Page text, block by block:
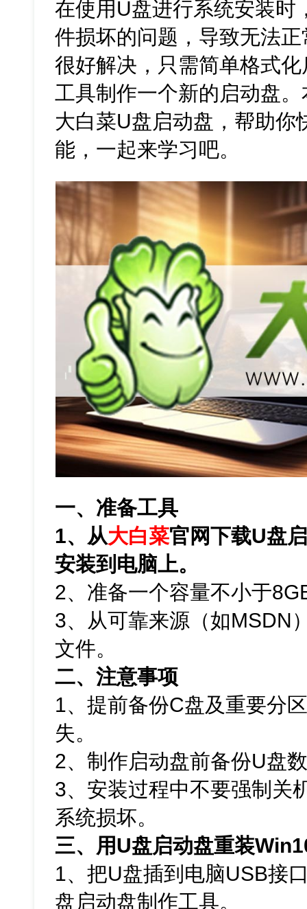
在使用U盘进行系统安装时
件损坏的问题，导致无法
很好解决，只需简单格式
工具制作一个新的启动盘
大白菜U盘启动盘，帮助你
能，一起来学习吧。
一、准备工具
1、从大白菜官网下载U盘
安装到电脑上。
2、准备一个容量不小于
3、从可靠来源（如MSDN
文件。
二、注意事项
1、提前备份C盘及重要分
失。
2、制作启动盘前备份U盘
3、安装过程中不要强制关
系统损坏。
三、用U盘启动盘重装
1、把U盘插到电脑USB接
盘启动盘制作工具。